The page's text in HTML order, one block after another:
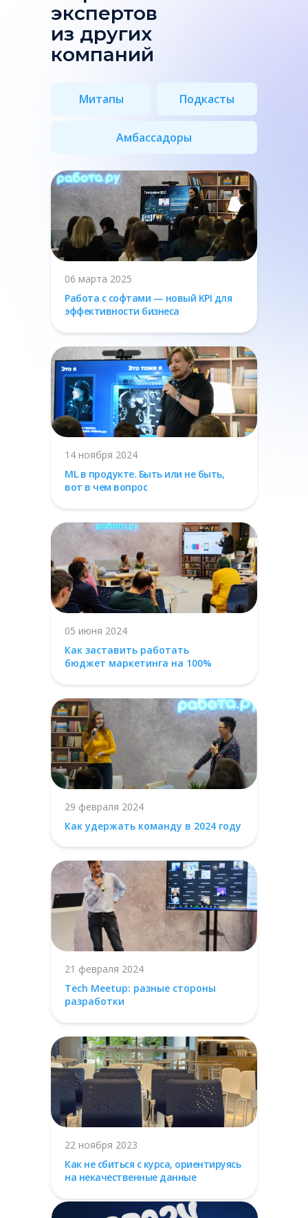
экспертов
из других
компаний
Митапы Подкасты
Амбассадоры
05 июня 2024
Как заставить работать
бюджет маркетинга на 100%
29 февраля 2024
Как удержать команду в 2024 году
21 февраля 2024
Tech Meetup: разные стороны
разработки
14 ноября 2024
ML в продукте. Быть или не быть,
вот в чем вопрос
06 марта 2025
Работа с софтами — новый KPI для
эффективности бизнеса
22 ноября 2023
Как не сбиться с курса, ориентируясь
на некачественные данные